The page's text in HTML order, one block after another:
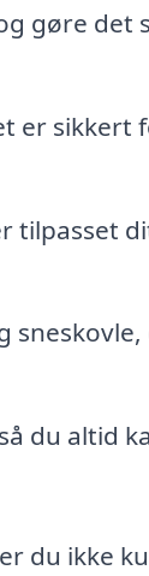
gøre det
er sikkert
tilpasset
du altid
du ikke